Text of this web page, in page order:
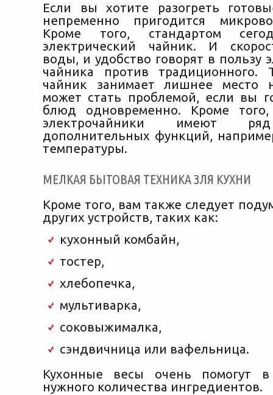
Если вы хотите разогреть
непременно пригодится
Кроме того, стандартом
электрический чайник. И
воды, и удобство говорят в пользу
чайника против традиционного.
чайник занимает лишнее место
может стать проблемой, если вы
блюд одновременно. Кроме того,
электрочайники имеют
дополнительных функций,
температуры.
МЕЛКАЯ БЫТОВАЯ ТЕХНИКА ЗЛЯ КУХНИ
Кроме того, вам также следует
других устройств, таких как:
кухонный комбайн,
тостер,
хлебопечка,
мультиварка,
соковыжималка,
сэндвичница или вафельница.
Кухонные весы очень помогут в
нужного количества ингредиентов.